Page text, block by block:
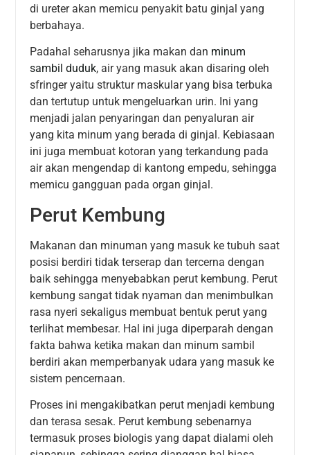
di ureter akan memicu penyakit batu ginjal yang
berbahaya.
Padahal seharusnya jika makan dan minum
sambil duduk, air yang masuk akan disaring oleh
sfringer yaitu struktur maskular yang bisa terbuka
dan tertutup untuk mengeluarkan urin. Ini yang
menjadi jalan penyaringan dan penyaluran air
yang kita minum yang berada di ginjal. Kebiasaan
ini juga membuat kotoran yang terkandung pada
air akan mengendap di kantong empedu, sehingga
memicu gangguan pada organ ginjal.
Perut Kembung
Makanan dan minuman yang masuk ke tubuh saat
posisi berdiri tidak terserap dan tercerna dengan
baik sehingga menyebabkan perut kembung. Perut
kembung sangat tidak nyaman dan menimbulkan
rasa nyeri sekaligus membuat bentuk perut yang
terlihat membesar. Hal ini juga diperparah dengan
fakta bahwa ketika makan dan minum sambil
berdiri akan memperbanyak udara yang masuk ke
sistem pencernaan.
Proses ini mengakibatkan perut menjadi kembung
dan terasa sesak. Perut kembung sebenarnya
termasuk proses biologis yang dapat dialami oleh